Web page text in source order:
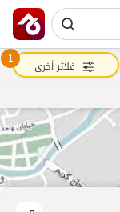
4.9
1 فلاتر أخرى